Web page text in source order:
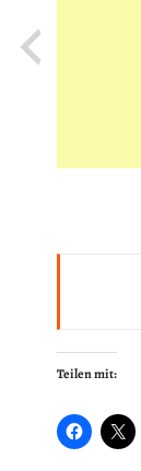
Teilen mit: